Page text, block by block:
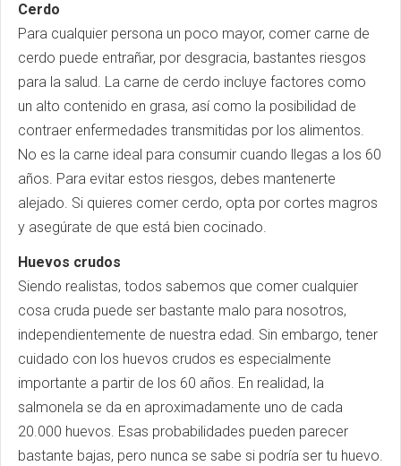
Cerdo
Para cualquier persona un poco mayor, comer carne de
cerdo puede entrañar, por desgracia, bastantes riesgos
para la salud. La carne de cerdo incluye factores como
un alto contenido en grasa, así como la posibilidad de
contraer enfermedades transmitidas por los alimentos.
No es la carne ideal para consumir cuando llegas a los 60
años. Para evitar estos riesgos, debes mantenerte
alejado. Si quieres comer cerdo, opta por cortes magros
y asegúrate de que está bien cocinado.
Huevos crudos
Siendo realistas, todos sabemos que comer cualquier
cosa cruda puede ser bastante malo para nosotros,
independientemente de nuestra edad. Sin embargo, tener
cuidado con los huevos crudos es especialmente
importante a partir de los 60 años. En realidad, la
salmonela se da en aproximadamente uno de cada
20.000 huevos. Esas probabilidades pueden parecer
bastante bajas, pero nunca se sabe si podría ser tu huevo.